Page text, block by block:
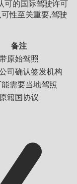
可的国际驾驶许可
性至关重要,驾驶
备注
原始驾照
司确认签发机构
能需要当地驾照
籍国协议